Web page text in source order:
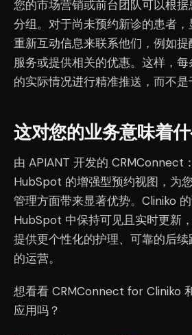
您的市场营销或前台团队可以根
分组。对于尚未预约新诊的患者
重新互动信息来联系他们，例如
服务或提供相关的优惠。这样，
的实际情况进行精准推送，而不是
这对您的业务意味着
由 APIANT 开发的 CRMConnect
HubSpot 的增强型预约视图，为
管理方面带来显著优势。Cliniko
HubSpot 中保持可见且实时更新
提供更个性化的护理、可靠的后
的运营。
想看看 CRMConnect for Cliniko
应用吗？